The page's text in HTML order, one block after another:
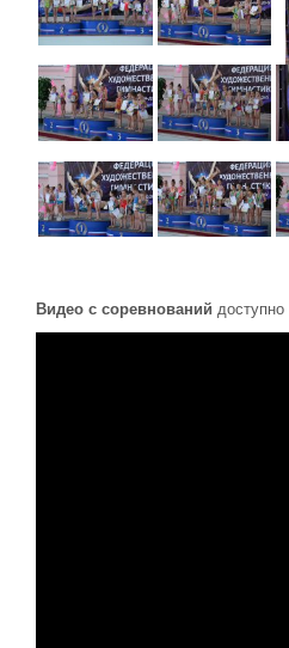
Видео с соревнований доступно